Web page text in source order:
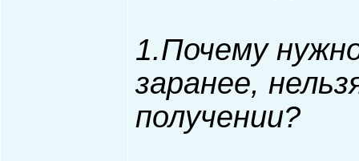
1.Почему
заранее,
получении?